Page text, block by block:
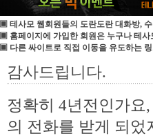
▣ 테사모 웹회원들의 도란도란 대화방,
▣ 홈페이지에 가입한 회원은 누구나 테사
▣ 다른 싸이트로 직접 이동을 유도하는
감사드립니다.
정확히 4년전인가요
의 전화를 받게 되었